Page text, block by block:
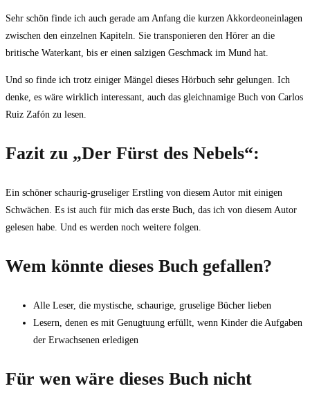
Sehr schön finde ich auch gerade am Anfang die kurzen Akkordeoneinlagen
zwischen den einzelnen Kapiteln. Sie transponieren den Hörer an die
britische Waterkant, bis er einen salzigen Geschmack im Mund hat.
Und so finde ich trotz einiger Mängel dieses Hörbuch sehr gelungen. Ich
denke, es wäre wirklich interessant, auch das gleichnamige Buch von Carlos
Ruiz Zafón zu lesen.
Fazit zu „Der Fürst des Nebels“:
Ein schöner schaurig-gruseliger Erstling von diesem Autor mit einigen
Schwächen. Es ist auch für mich das erste Buch, das ich von diesem Autor
gelesen habe. Und es werden noch weitere folgen.
Wem könnte dieses Buch gefallen?
Alle Leser, die mystische, schaurige, gruselige Bücher lieben
Lesern, denen es mit Genugtuung erfüllt, wenn Kinder die Aufgaben
der Erwachsenen erledigen
Für wen wäre dieses Buch nicht